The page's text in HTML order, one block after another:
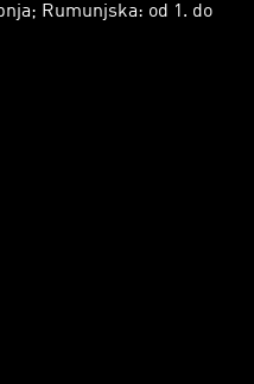
Rumunjska: od 1. do